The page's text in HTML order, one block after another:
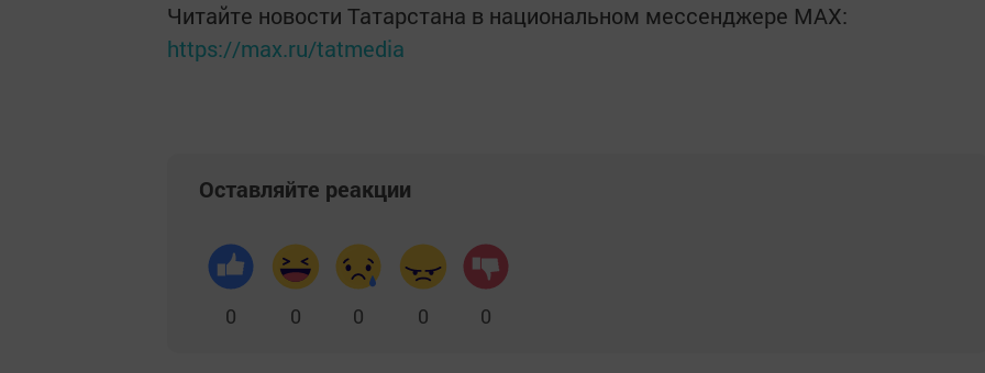
Читайте новости Татарстана в национальном мессенджере MАХ:
https://max.ru/tatmedia
Оставляйте реакции
0 0 0 0 0